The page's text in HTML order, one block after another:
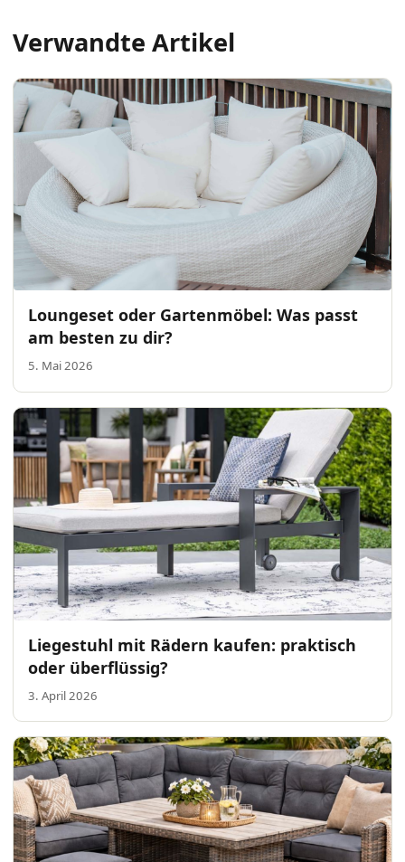
Verwandte Artikel
Loungeset oder Gartenmöbel: Was passt
am besten zu dir?
5. Mai 2026
Liegestuhl mit Rädern kaufen: praktisch
oder überflüssig?
3. April 2026